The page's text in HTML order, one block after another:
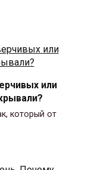
или
который от